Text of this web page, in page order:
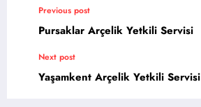
Previous post
Pursaklar Arçelik Yetkili Servisi
Next post
Yaşamkent Arçelik Yetkili Servisi